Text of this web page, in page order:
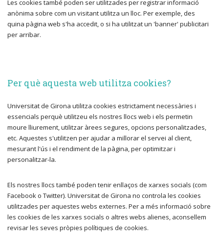
Les cookies també poden ser utilitzades per registrar informació
anònima sobre com un visitant utilitza un lloc. Per exemple, des
quina pàgina web s'ha accedit, o si ha utilitzat un 'banner' publicitari
per arribar.
Per què aquesta web utilitza cookies?
Universitat de Girona utilitza cookies estrictament necessàries i
essencials perquè utilitzeu els nostres llocs web i els permetin
moure lliurement, utilitzar àrees segures, opcions personalitzades,
etc. Aquestes s'utilitzen per ajudar a millorar el servei al client,
mesurant l'ús i el rendiment de la pàgina, per optimitzar i
personalitzar-la.
Els nostres llocs també poden tenir enllaços de xarxes socials (com
Facebook o Twitter). Universitat de Girona no controla les cookies
utilitzades per aquestes webs externes. Per a més informació sobre
les cookies de les xarxes socials o altres webs alienes, aconsellem
revisar les seves pròpies polítiques de cookies.